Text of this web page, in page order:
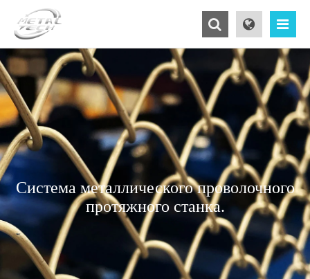
Система металлического проволочного
протяжного станка.